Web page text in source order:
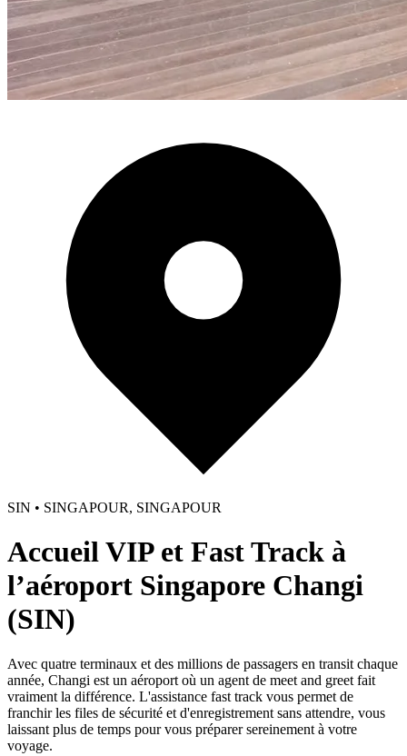
SIN • SINGAPOUR, SINGAPOUR
Accueil VIP et Fast Track à
l’aéroport Singapore Changi
(SIN)
Avec quatre terminaux et des millions de passagers en transit chaque
année, Changi est un aéroport où un agent de meet and greet fait
vraiment la différence. L'assistance fast track vous permet de
franchir les files de sécurité et d'enregistrement sans attendre, vous
laissant plus de temps pour vous préparer sereinement à votre
voyage.